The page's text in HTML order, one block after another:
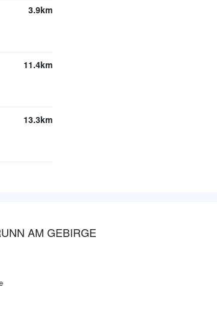
3.9km
11.4km
13.3km
AM GEBIRGE